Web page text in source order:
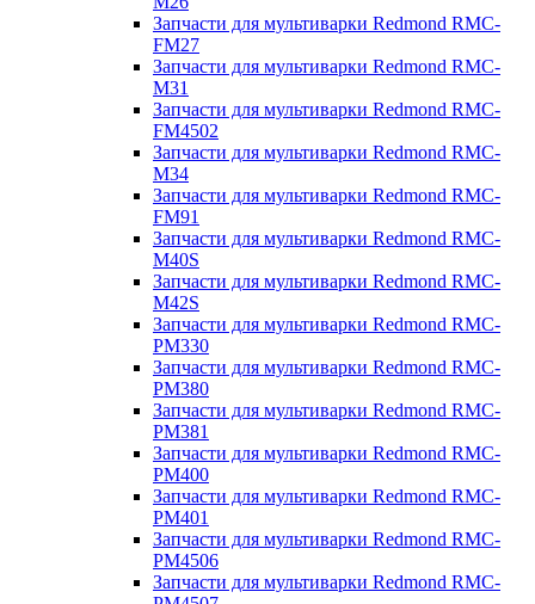
Запчасти для мультиварки Redmond RMC-
FM27
Запчасти для мультиварки Redmond RMC-
M31
Запчасти для мультиварки Redmond RMC-
FM4502
Запчасти для мультиварки Redmond RMC-
M34
Запчасти для мультиварки Redmond RMC-
FM91
Запчасти для мультиварки Redmond RMC-
M40S
Запчасти для мультиварки Redmond RMC-
M42S
Запчасти для мультиварки Redmond RMC-
PM330
Запчасти для мультиварки Redmond RMC-
PM380
Запчасти для мультиварки Redmond RMC-
PM381
Запчасти для мультиварки Redmond RMC-
PM400
Запчасти для мультиварки Redmond RMC-
PM401
Запчасти для мультиварки Redmond RMC-
PM4506
Запчасти для мультиварки Redmond RMC-